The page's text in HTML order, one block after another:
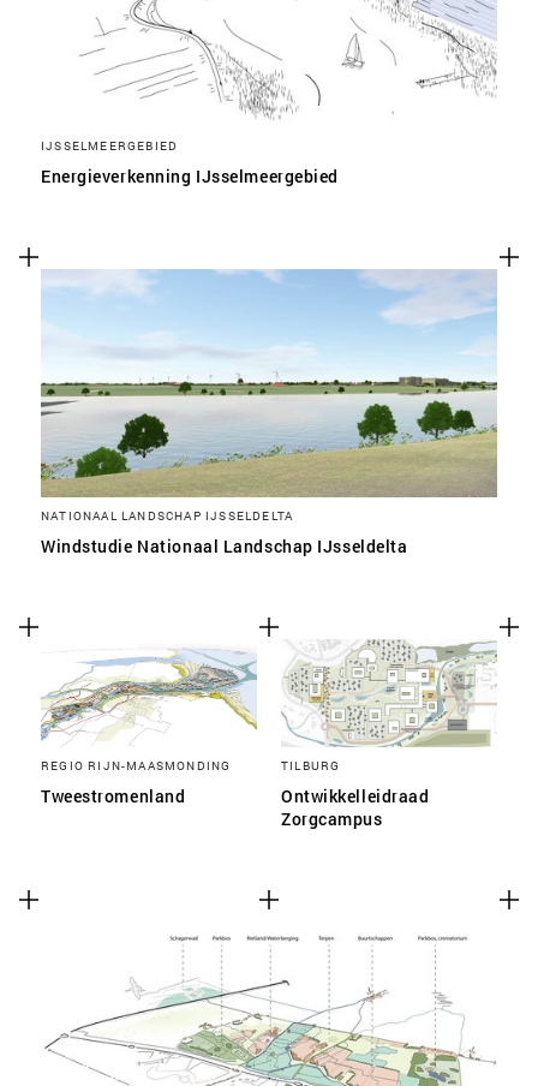
IJSSELMEERGEBIED
Energieverkenning IJsselmeergebied
NATIONAAL LANDSCHAP IJSSELDELTA
Windstudie Nationaal Landschap IJsseldelta
REGIO RIJN-MAASMONDING
Tweestromenland
TILBURG
Ontwikkelleidraad
Zorgcampus